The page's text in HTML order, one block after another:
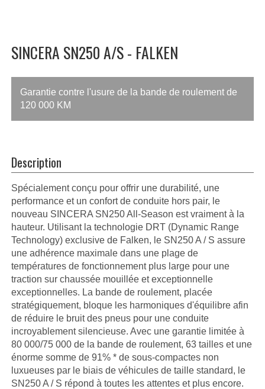
SINCERA SN250 A/S - FALKEN
Garantie contre l'usure de la bande de roulement de
120 000 KM
Description
Spécialement conçu pour offrir une durabilité, une
performance et un confort de conduite hors pair, le
nouveau SINCERA SN250 All-Season est vraiment à la
hauteur. Utilisant la technologie DRT (Dynamic Range
Technology) exclusive de Falken, le SN250 A / S assure
une adhérence maximale dans une plage de
températures de fonctionnement plus large pour une
traction sur chaussée mouillée et exceptionnelle
exceptionnelles. La bande de roulement, placée
stratégiquement, bloque les harmoniques d'équilibre afin
de réduire le bruit des pneus pour une conduite
incroyablement silencieuse. Avec une garantie limitée à
80 000/75 000 de la bande de roulement, 63 tailles et une
énorme somme de 91% * de sous-compactes non
luxueuses par le biais de véhicules de taille standard, le
SN250 A / S répond à toutes les attentes et plus encore.